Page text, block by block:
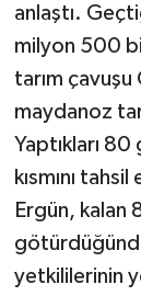
anlaştı.
milyon 500
tarım
maydanoz
Yaptıkları 80
kısmını
Ergün, kalan
yetkililerinin